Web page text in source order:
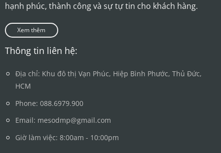
hạnh phúc, thành công và sự tự tin cho khách hàng.
Xem thêm
Thông tin liên hệ:
Địa chỉ: Khu đô thị Vạn Phúc, Hiệp Bình Phước, Thủ Đức,
HCM
Phone: 088.6979.900
Email: mesodmp@gmail.com
Giờ làm việc: 8:00am - 10:00pm